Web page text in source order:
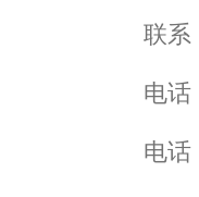
联系
电话
电话